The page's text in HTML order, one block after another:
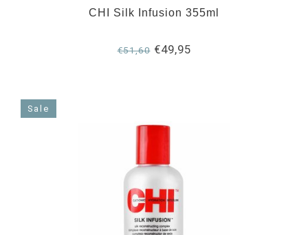
CHI Silk Infusion 355ml
€51,60€49,95
Sale